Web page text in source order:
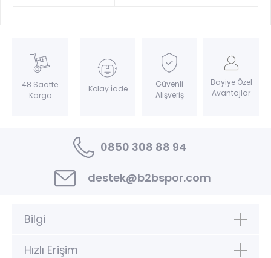
48 Saatte
Kargo
Kolay İade
Güvenli
Alışveriş
Bayiye Özel
Avantajlar
0850 308 88 94
destek@b2bspor.com
Bilgi
Hızlı Erişim